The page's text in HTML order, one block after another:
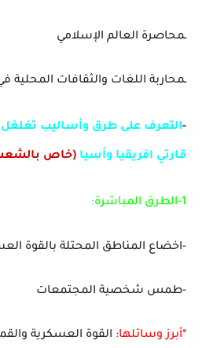
ـمحاصرة العالم الإسلامي
ـمحاربة اللغات والثقافات
-التعرف على طرق وأساليب تغلغل
قارتي افريقيا وأسيا (خاص
1-الطرق المباشرة:
-اخضاع المناطق المحتلة بالقوة
-طمس شخصية المجتمعات
*أبرز وسائلها: القوة العسكرية